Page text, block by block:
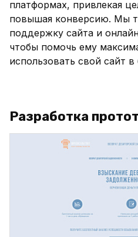
платформах, привлекая
повышая конверсию. Мы
поддержку сайта и
чтобы помочь ему
использовать свой сайт в
Разработка